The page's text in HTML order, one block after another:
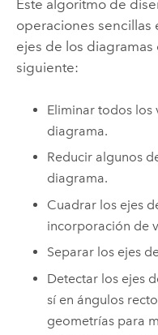
Este algoritmo de
operaciones sencillas
ejes de los
siguiente:
Eliminar todos los
diagrama.
Reducir algunos
diagrama.
Cuadrar los ejes
incorporación de
Separar los ejes
Detectar los ejes
sí en ángulos
geometrías para